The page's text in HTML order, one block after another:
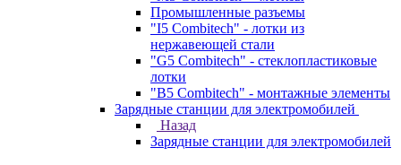
Промышленные разъемы
"I5 Combitech" - лотки из
нержавеющей стали
"G5 Combitech" - стеклопластиковые
лотки
"B5 Combitech" - монтажные элементы
Зарядные станции для электромобилей
Назад
Зарядные станции для электромобилей